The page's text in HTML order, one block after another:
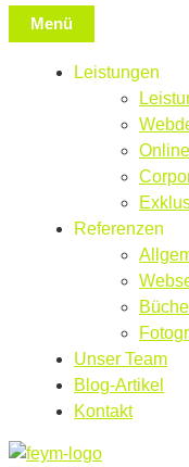
Menü
Leistungen
Referenzen
Unser Team
Blog-Artikel
Kontakt